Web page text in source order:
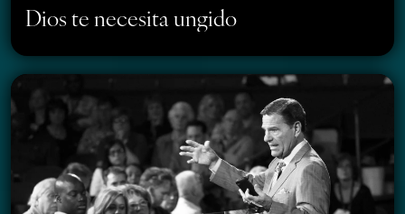
Dios te necesita ungido